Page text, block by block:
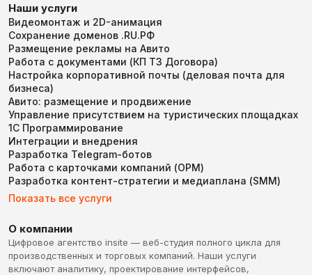
Наши услуги
Видеомонтаж и 2D-анимация
Сохранение доменов .RU.РФ
Размещение рекламы на Авито
Работа с документами (КП ТЗ Договора)
Настройка корпоративной почты (деловая почта для
бизнеса)
Авито: размещение и продвижение
Управление присутствием на туристических площадках
1С Программирование
Интеграции и внедрения
Разработка Telegram-ботов
Работа с карточками компаний (ОРМ)
Разработка контент-стратегии и медиаплана (SMM)
Показать все услуги
О компании
Цифровое агентство insite — веб-студия полного цикла для
производственных и торговых компаний. Наши услуги
включают аналитику, проектирование интерфейсов,